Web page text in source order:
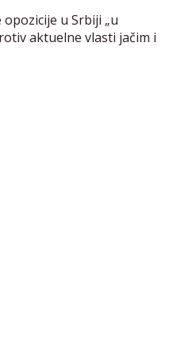
u Srbiji „u
aktuelne vlasti jačim i